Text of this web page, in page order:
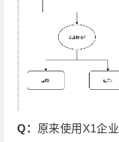
Q： 原来使用X1企